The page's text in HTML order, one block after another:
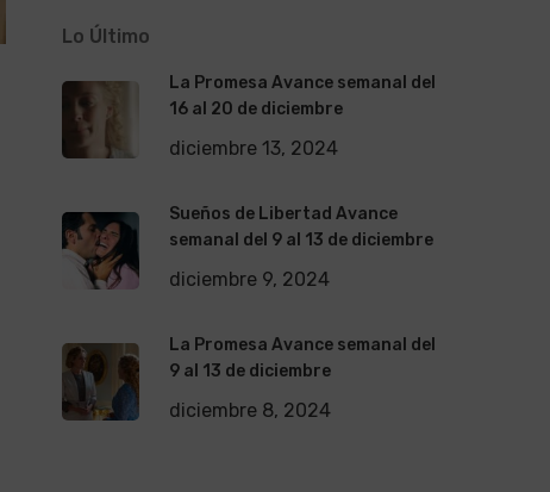
Lo Último
La Promesa Avance semanal del
16 al 20 de diciembre
diciembre 13, 2024
Sueños de Libertad Avance
semanal del 9 al 13 de diciembre
diciembre 9, 2024
La Promesa Avance semanal del
9 al 13 de diciembre
diciembre 8, 2024